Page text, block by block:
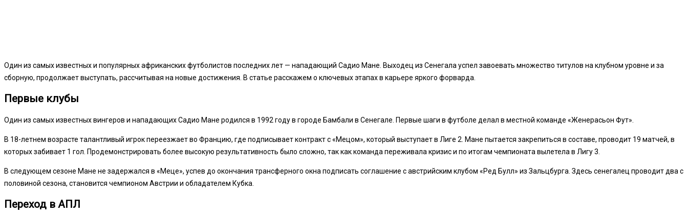
Один из самых известных и популярных африканских футболистов последних лет — нападающий Садио Мане. Выходец из Сенегала успел завоевать множество титулов на клубном уровне и за
сборную, продолжает выступать, рассчитывая на новые достижения. В статье расскажем о ключевых этапах в карьере яркого форварда.
Первые клубы
Один из самых известных вингеров и нападающих Садио Мане родился в 1992 году в городе Бамбали в Сенегале. Первые шаги в футболе делал в местной команде «Женерасьон Фут».
В 18-летнем возрасте талантливый игрок переезжает во Францию, где подписывает контракт с «Мецом», который выступает в Лиге 2. Мане пытается закрепиться в составе, проводит 19 матчей, в
которых забивает 1 гол. Продемонстрировать более высокую результативность было сложно, так как команда переживала кризис и по итогам чемпионата вылетела в Лигу 3.
В следующем сезоне Мане не задержался в «Меце», успев до окончания трансферного окна подписать соглашение с австрийским клубом «Ред Булл» из Зальцбурга. Здесь сенегалец проводит два с
половиной сезона, становится чемпионом Австрии и обладателем Кубка.
Переход в АПЛ